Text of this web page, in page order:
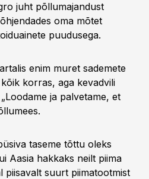
juht põllumajandust
oma mõtet
puudusega.
enim muret sademete
korras, aga kevadvili
ja palvetame, et
taseme tõttu oleks
Aasia hakkaks neilt piima
piisavalt suurt piimatootmist